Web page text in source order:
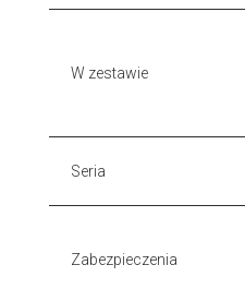
W zestawie
Seria
Zabezpieczenia